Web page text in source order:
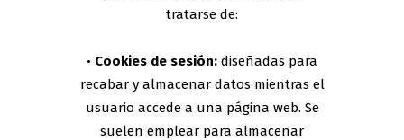
tratarse de:
• Cookies de sesión: diseñadas para
recabar y almacenar datos mientras el
usuario accede a una página web. Se
suelen emplear para almacenar